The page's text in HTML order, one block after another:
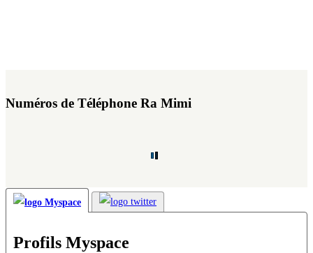
Numéros de Téléphone Ra Mimi
Profils Myspace